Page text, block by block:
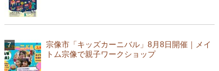
宗像市「キッズカーニバル」8月8日開催｜メイ
トム宗像で親子ワークショップ